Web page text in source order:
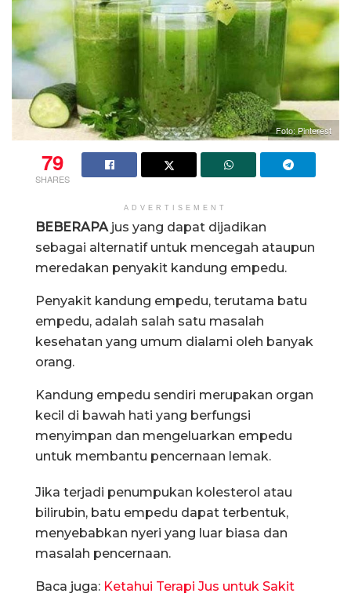
Foto: Pinterest
79
SHARES
ADVERTISEMENT
BEBERAPA jus yang dapat dijadikan
sebagai alternatif untuk mencegah ataupun
meredakan penyakit kandung empedu.
Penyakit kandung empedu, terutama batu
empedu, adalah salah satu masalah
kesehatan yang umum dialami oleh banyak
orang.
Kandung empedu sendiri merupakan organ
kecil di bawah hati yang berfungsi
menyimpan dan mengeluarkan empedu
untuk membantu pencernaan lemak.
Jika terjadi penumpukan kolesterol atau
bilirubin, batu empedu dapat terbentuk,
menyebabkan nyeri yang luar biasa dan
masalah pencernaan.
Baca juga: Ketahui Terapi Jus untuk Sakit